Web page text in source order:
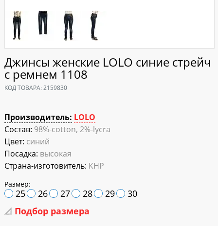
Джинсы женские LOLO синие стрейч
с ремнем 1108
КОД ТОВАРА:2159830
Производитель: LOLO
Состав: 98%-cotton, 2%-lycra
Цвет: синий
Посадка: высокая
Страна-изготовитель: КНР
Размер:
25 26 27 28 29
30
Подбор размера